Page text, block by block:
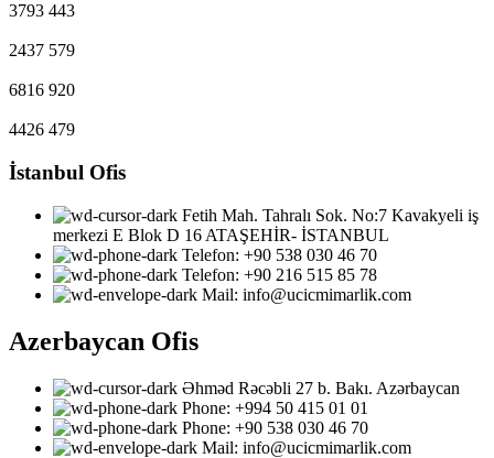
3793 443
2437 579
6816 920
4426 479
İstanbul Ofis
Fetih Mah. Tahralı Sok. No:7 Kavakyeli iş
merkezi E Blok D 16 ATAŞEHİR- İSTANBUL
Telefon: ‎+90 538 030 46 70
Telefon: ‎+90 216 515 85 78
Mail: info@ucicmimarlik.com
Azerbaycan Ofis
Əhməd Rəcəbli 27 b. Bakı. Azərbaycan
Phone: ‎‎+994 50 415 01 01
Phone: +90 538 030 46 70
Mail: info@ucicmimarlik.com